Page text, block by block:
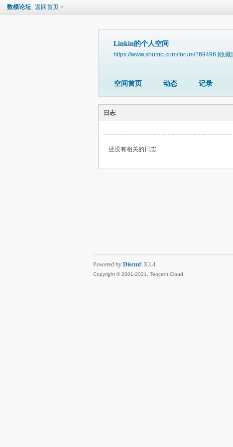
数模论坛 返回首页
Linkin的个人空间
https://www.shumo.com/forum/?69496 [收藏]
空间首页 动态 记录
日志
还没有相关的日志
Powered by Discuz! X3.4
Copyright © 2001-2021, Tencent Cloud.